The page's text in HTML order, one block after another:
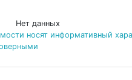
Нет данных
носят информативный